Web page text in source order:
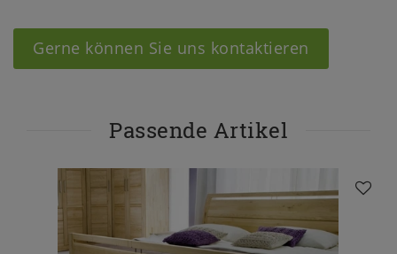
Gerne können Sie uns kontaktieren
Passende Artikel